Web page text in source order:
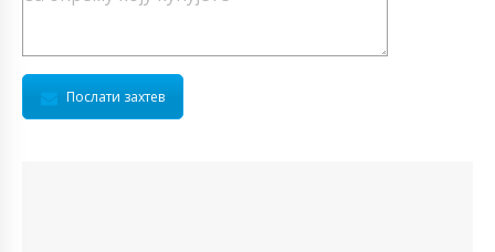
Послати захтев